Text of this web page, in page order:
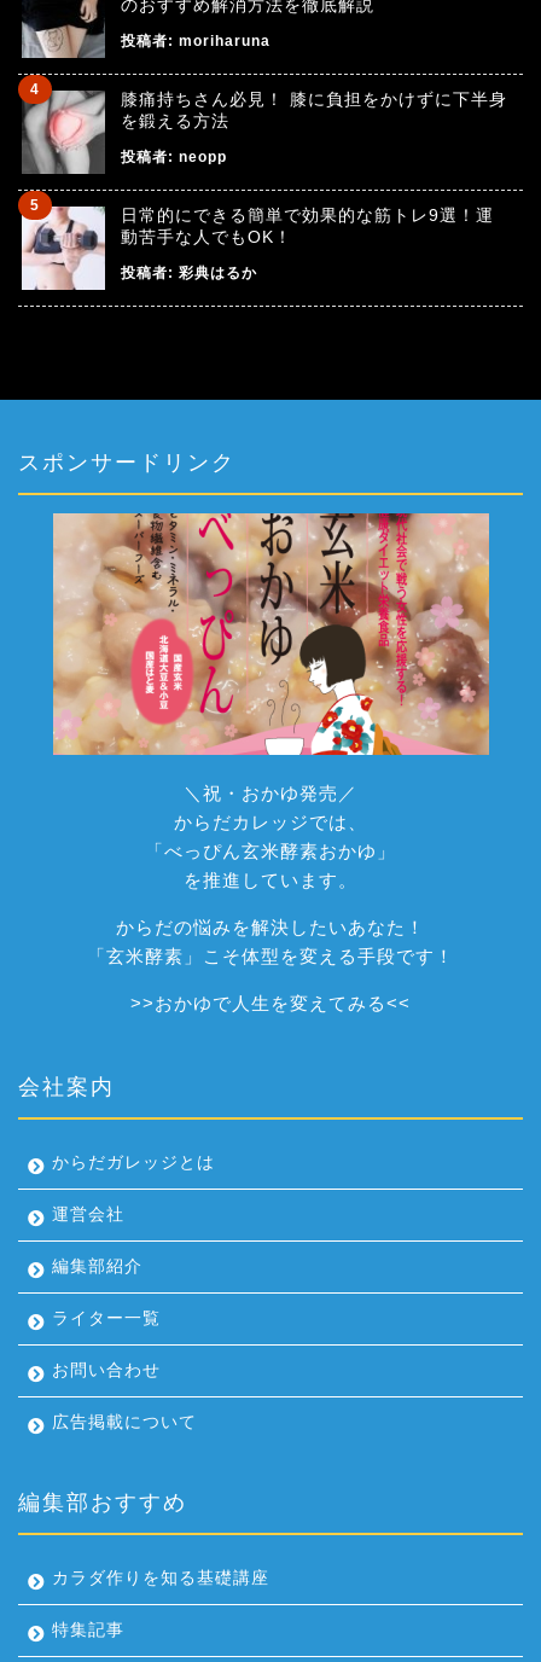
のおすすめ解消方法を徹底解説
投稿者: moriharuna
膝痛持ちさん必見！ 膝に負担をかけずに下半身
を鍛える方法
投稿者: neopp
日常的にできる簡単で効果的な筋トレ9選！運
動苦手な人でもOK！
投稿者: 彩典はるか
スポンサードリンク
＼祝・おかゆ発売／
からだカレッジでは、
「べっぴん玄米酵素おかゆ」
を推進しています。
からだの悩みを解決したいあなた！
「玄米酵素」こそ体型を変える手段です！
>>おかゆで人生を変えてみる<<
会社案内
からだガレッジとは
運営会社
編集部紹介
ライター一覧
お問い合わせ
広告掲載について
編集部おすすめ
カラダ作りを知る基礎講座
特集記事